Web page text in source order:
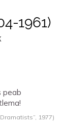
-1961
peab
1977)